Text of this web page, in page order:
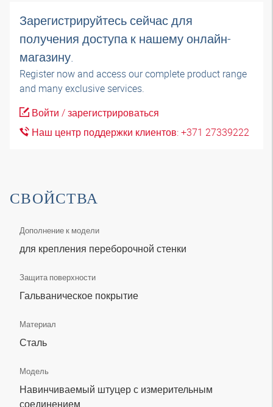
Зарегистрируйтесь сейчас для
получения доступа к нашему онлайн-
магазину.
Register now and access our complete product range
and many exclusive services.
Войти / зарегистрироваться
Наш центр поддержки клиентов: +371 27339222
СВОЙСТВА
Дополнение к модели
для крепления переборочной стенки
Защита поверхности
Гальваническое покрытие
Материал
Сталь
Модель
Навинчиваемый штуцер с измерительным
соединением